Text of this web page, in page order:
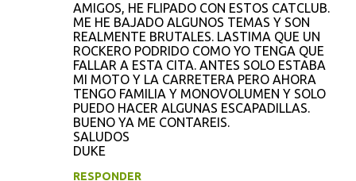
AMIGOS, HE FLIPADO CON ESTOS CATCLUB.
ME HE BAJADO ALGUNOS TEMAS Y SON
REALMENTE BRUTALES. LASTIMA QUE UN
ROCKERO PODRIDO COMO YO TENGA QUE
FALLAR A ESTA CITA. ANTES SOLO ESTABA
MI MOTO Y LA CARRETERA PERO AHORA
TENGO FAMILIA Y MONOVOLUMEN Y SOLO
PUEDO HACER ALGUNAS ESCAPADILLAS.
BUENO YA ME CONTAREIS.
SALUDOS
DUKE
RESPONDER